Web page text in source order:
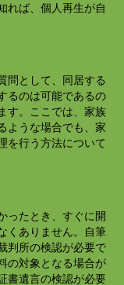
れば、個人再生が自
問として、同居する
るのは可能であるの
す。ここでは、家族
ような場合でも、家
を行う方法について
ったとき、すぐに開
くありません。自筆
判所の検認が必要で
の対象となる場合が
書遺言の検認が必要